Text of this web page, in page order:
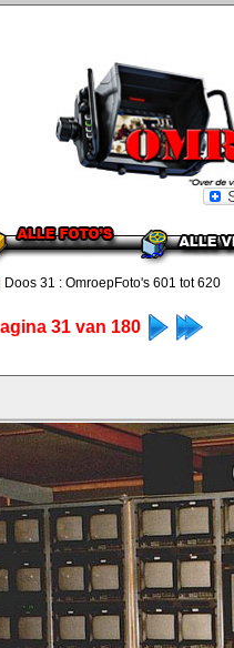
| Doos 31 : OmroepFoto's 601 tot 620
31 van 180